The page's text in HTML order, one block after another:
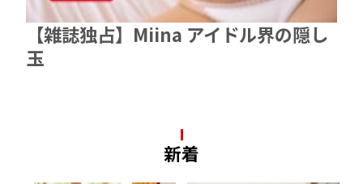
【雑誌独占】Miina アイドル界の隠し
玉
新着